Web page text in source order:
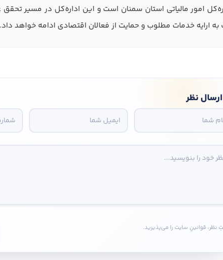
امور مالیاتی استان سمنان است و این اداره‌کل در مسیر تحقق
به ارایه خدمات مطلوب و حمایت از فعالان اقتصادی ادامه خواهد داد.
ارسال نظر
نظر، قوانینِ سایت را می‌پذیرید.